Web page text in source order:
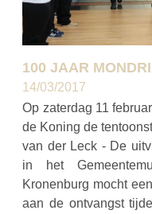
100 JAAR
14/03/2017
Op zaterdag 11
de Koning de
van der Leck - De
in het
Kronenburg mocht
aan de ontvangst